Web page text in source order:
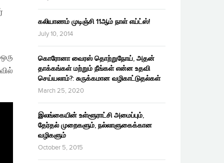
கலியாணம் முடிஞ்சி 11ஆம் நாள் எய்ட்ஸ்!
July 10, 2014
கொரோனா வைரஸ் தொற்றுநோய், அதன்
தாக்கங்கள் மற்றும் நீங்கள் என்ன உதவி
செய்யலாம்?: சுருக்கமான வழிகாட்டுதல்கள்
March 25, 2020
இலங்கையின் உள்ளூராட்சி அமைப்பும்,
தேர்தல் முறைகளும், நல்லாளுகைக்கான
வழிகளும்
October 5, 2015